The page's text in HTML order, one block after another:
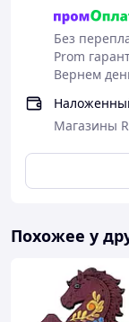
Без
Prom
Вернем
Магазины
Похожее у